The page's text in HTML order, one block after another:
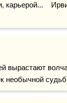
карьерой...
вырастают
необычной